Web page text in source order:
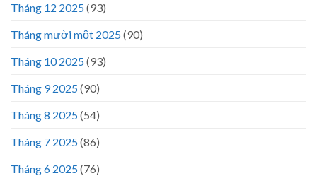
Tháng 12 2025(93)
Tháng mười một 2025(90)
Tháng 10 2025(93)
Tháng 9 2025(90)
Tháng 8 2025(54)
Tháng 7 2025(86)
Tháng 6 2025(76)